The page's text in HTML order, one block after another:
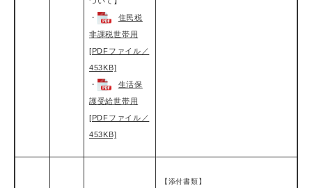
・
住民税
非課税世帯用
[PDFファイル／
453KB]
・
生活保
護受給世帯用
[PDFファイル／
453KB]
【添付書類】